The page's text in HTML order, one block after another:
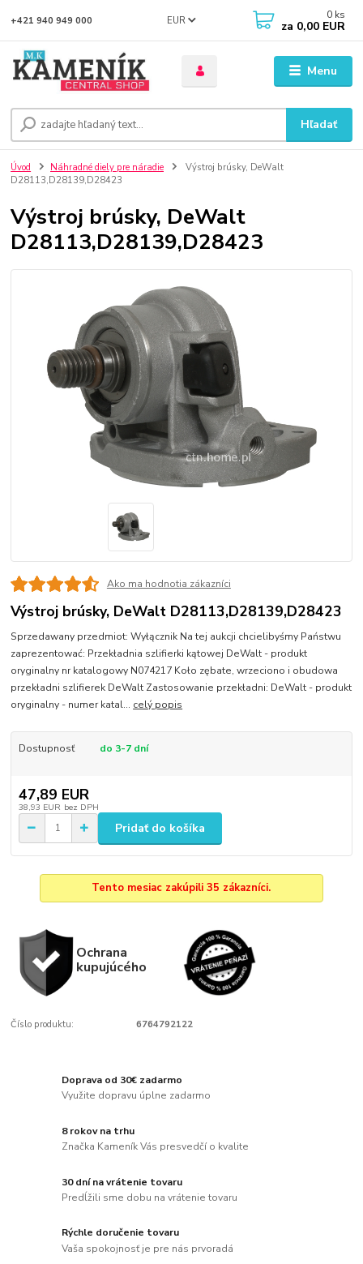
Menu
EUR
Hľadať
+421 940 949 000 0 ks
za 0,00 EUR
Úvod Náhradné diely pre náradie
Výstroj brúsky, DeWalt
D28113,D28139,D28423
Výstroj brúsky, DeWalt
D28113,D28139,D28423
Ako ma hodnotia zákazníci
Výstroj brúsky, DeWalt D28113,D28139,D28423
Sprzedawany przedmiot: Wyłącznik Na tej aukcji chcielibyśmy Państwu
zaprezentować: Przekładnia szlifierki kątowej DeWalt - produkt
oryginalny nr katalogowy N074217 Koło zębate, wrzeciono i obudowa
przekładni szlifierek DeWalt Zastosowanie przekładni: DeWalt - produkt
oryginalny - numer katal... celý popis
Dostupnosť do 3-7 dní
47,89 EUR
38,93 EUR bez DPH
Pridať do košíka
Tento mesiac zakúpili 35 zákazníci.
Ochrana
kupujúcého
Číslo produktu: 6764792122
Doprava od 30€ zadarmo
Využite dopravu úplne zadarmo
8 rokov na trhu
Značka Kameník Vás presvedčí o kvalite
30 dní na vrátenie tovaru
Predĺžili sme dobu na vrátenie tovaru
Rýchle doručenie tovaru
Vaša spokojnosť je pre nás prvoradá